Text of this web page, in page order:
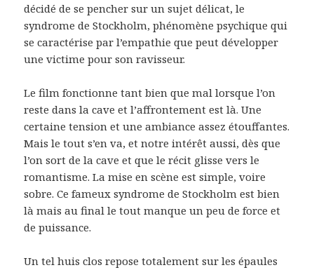
décidé de se pencher sur un sujet délicat, le
syndrome de Stockholm, phénomène psychique qui
se caractérise par l’empathie que peut développer
une victime pour son ravisseur.
Le film fonctionne tant bien que mal lorsque l’on
reste dans la cave et l’affrontement est là. Une
certaine tension et une ambiance assez étouffantes.
Mais le tout s’en va, et notre intérêt aussi, dès que
l’on sort de la cave et que le récit glisse vers le
romantisme. La mise en scène est simple, voire
sobre. Ce fameux syndrome de Stockholm est bien
là mais au final le tout manque un peu de force et
de puissance.
Un tel huis clos repose totalement sur les épaules